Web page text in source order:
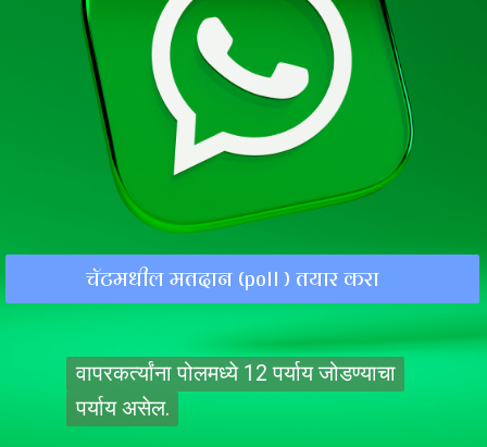
चॅटमधील मतदान (poll ) तयार करा
वापरकर्त्यांना पोलमध्ये 12 पर्याय जोडण्याचा
पर्याय असेल.
वापरकर्त्यांना पोलमध्ये 12 पर्याय जोडण्याचा
पर्याय असेल.